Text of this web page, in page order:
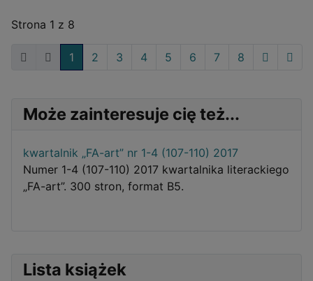
Lista książek
Strona 1 z 8
1 2 3 4 5 6 7 8
Może zainteresuje cię też...
kwartalnik „FA-art” nr 1-4 (107-110) 2017
Numer 1-4 (107-110) 2017 kwartalnika literackiego
„FA-art”. 300 stron, format B5.